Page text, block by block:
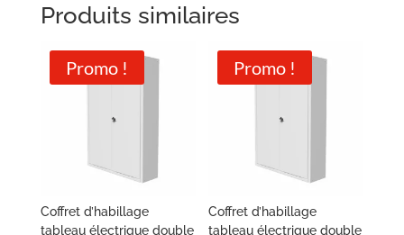
Produits similaires
Promo !
Coffret d’habillage
tableau électrique double
Promo !
Coffret d’habillage
tableau électrique double